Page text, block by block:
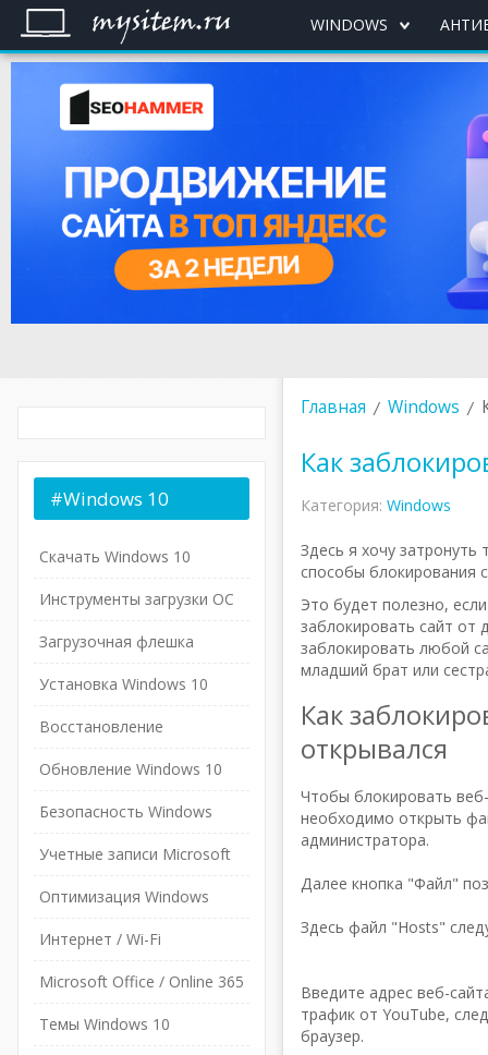
WINDOWS
Главная Windows
Как
Категория: Windows
Здесь я хочу
способы блокирования
Это будет полезно,
заблокировать сайт
заблокировать любой
младший брат или
Как
открывался
Чтобы блокировать
необходимо открыть
администратора.
Далее кнопка "Файл"
Здесь файл "Hosts"
Введите адрес веб-
трафик от YouTube,
браузер.
#Windows 10
Скачать Windows 10
Инструменты загрузки ОС
Загрузочная флешка
Установка Windows 10
Восстановление
Обновление Windows 10
Безопасность Windows
Учетные записи Microsoft
Оптимизация Windows
Интернет / Wi-Fi
Microsoft Office / Online 365
Темы Windows 10